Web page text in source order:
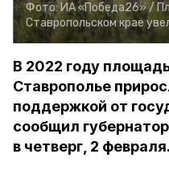
Фото:ИА «Победа26» /
Ставропольском крае
В 2022 году
Ставрополье
поддержкой от
сообщил
в четверг, 2 февраля.